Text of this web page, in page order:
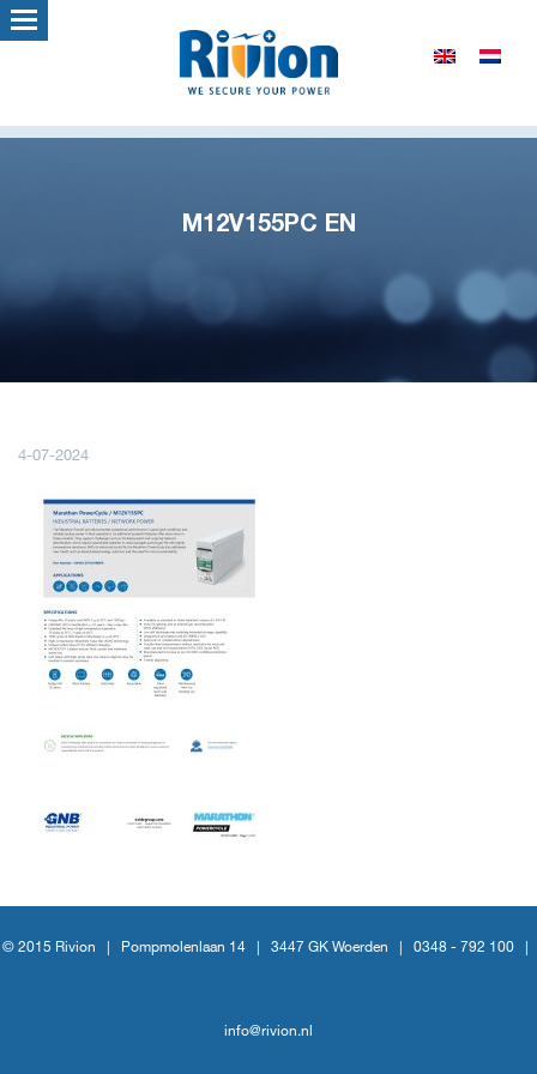
M12V155PC EN
4-07-2024
© 2015 Rivion | Pompmolenlaan 14 3447 GK Woerden 0348 - 792 100
info@rivion.nl